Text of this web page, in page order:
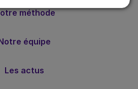
méthode
équipe
Les actus